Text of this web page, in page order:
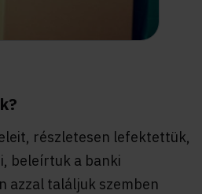
részletesen lefektettük,
beleírtuk a banki
azzal találjuk szemben